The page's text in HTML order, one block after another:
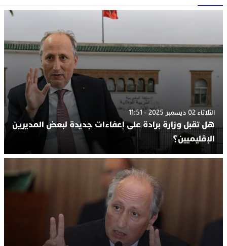
الثلاثاء 02 ديسمبر 2025 - 11:51
هل تقبل وزارة برادة على إعفاءات جديدة لبعض المديرين
الإقليميين؟